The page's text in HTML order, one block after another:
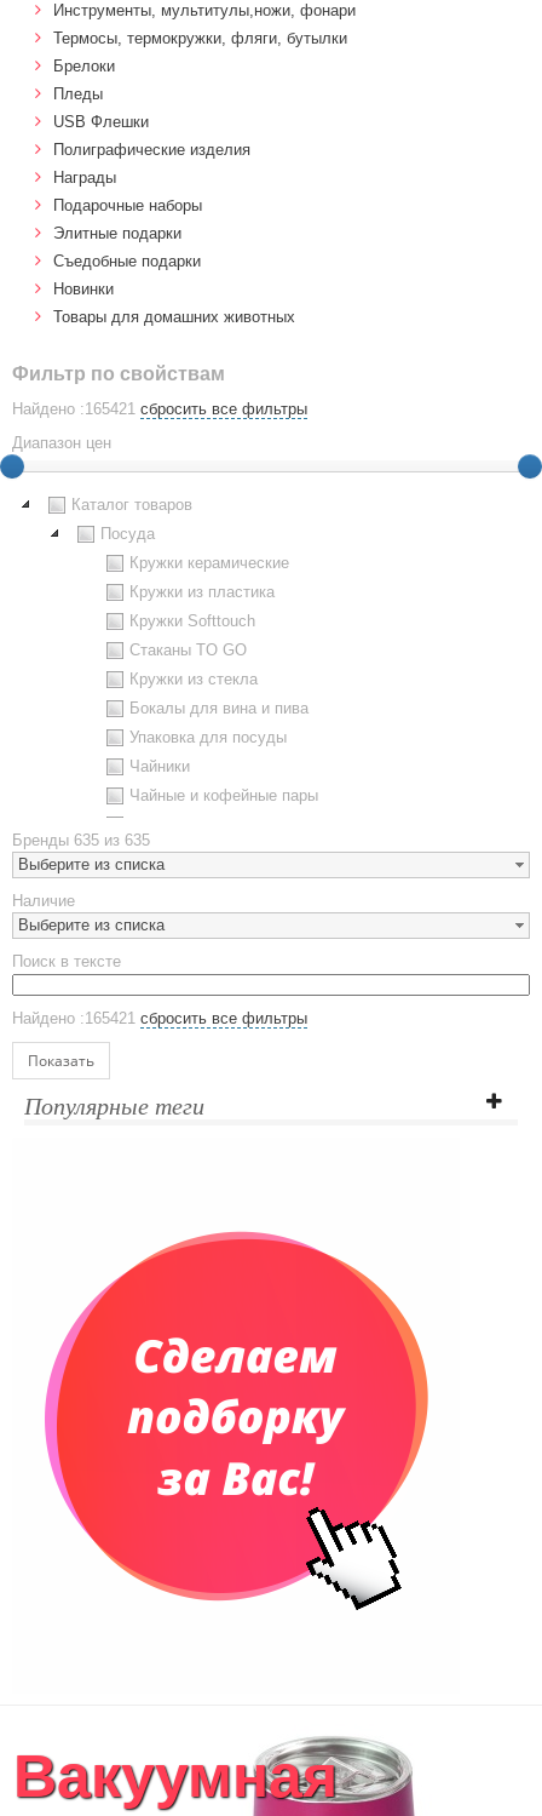
Инструменты, мультитулы,ножи, фонари
Термосы, термокружки, фляги, бутылки
Брелоки
Пледы
USB Флешки
Полиграфические изделия
Награды
Подарочные наборы
Элитные подарки
Cъедобные подарки
Новинки
Товары для домашних животных
Фильтр по свойствам
Найдено :165421 сбросить все фильтры
Диапазон цен
Каталог товаров
Посуда
Кружки керамические
Кружки из пластика
Кружки Softtouch
Стаканы TO GO
Кружки из стекла
Бокалы для вина и пива
Упаковка для посуды
Чайники
Чайные и кофейные пары
Наборы посуды
Предметы сервировки
Стаканы
Эко кружки
ЕВРОПОСУДА
Аксессуары
Ежедневники и блокноты
Датированные ежедневники
Планинги недатированные
Телефонные книжки
Сумки и Рюкзаки
Сумки для планшетов и ноутбуков
Рюкзаки
Конференц-сумки
Сумки для покупок промо
Несессеры и косметички
Сумки дорожные
Текстиль для ванной комнаты
Бренды 635 из 635
Выберите из списка
Наличие
Выберите из списка
Поиск в тексте
Найдено :165421 сбросить все фильтры
Показать
Популярные теги
Вакуумная